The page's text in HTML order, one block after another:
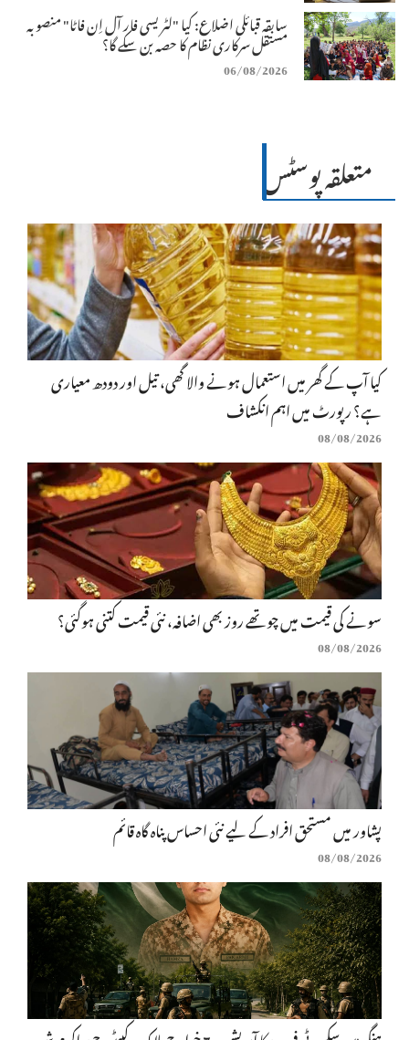
سابقہ قبائلی اضلاع: کیا "لٹریسی فار آل اِن فاٹا" منصوبہ
مستقل سرکاری نظام کا حصہ بن سکے گا؟
06/08/2026
متعلقہ پوسٹس
کیا آپ کے گھر میں استعمال ہونے والا گھی، تیل اور دودھ معیاری
ہے؟ رپورٹ میں اہم انکشاف
08/08/2026
سونے کی قیمت میں چوتھے روز بھی اضافہ، نئی قیمت کتنی ہوگئی؟
08/08/2026
پشاور میں مستحق افراد کے لیے نئی احساس پناہ گاہ قائم
08/08/2026